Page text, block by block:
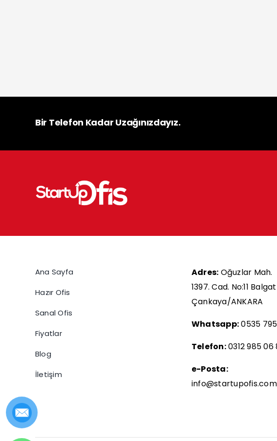
Bir Telefon Kadar Uzağınızdayız.
Ana Sayfa
Hazır Ofis
Sanal Ofis
Fiyatlar
Blog
İletişim
Adres: Oğuzlar Mah.
1397. Cad. No:11 Balgat
Çankaya/ANKARA
Whatsapp:0535
Telefon:0312 985 06
e-Posta:
info@startupofis.com